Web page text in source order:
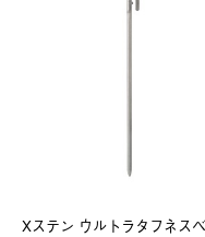
Xステン ウルトラタフネス